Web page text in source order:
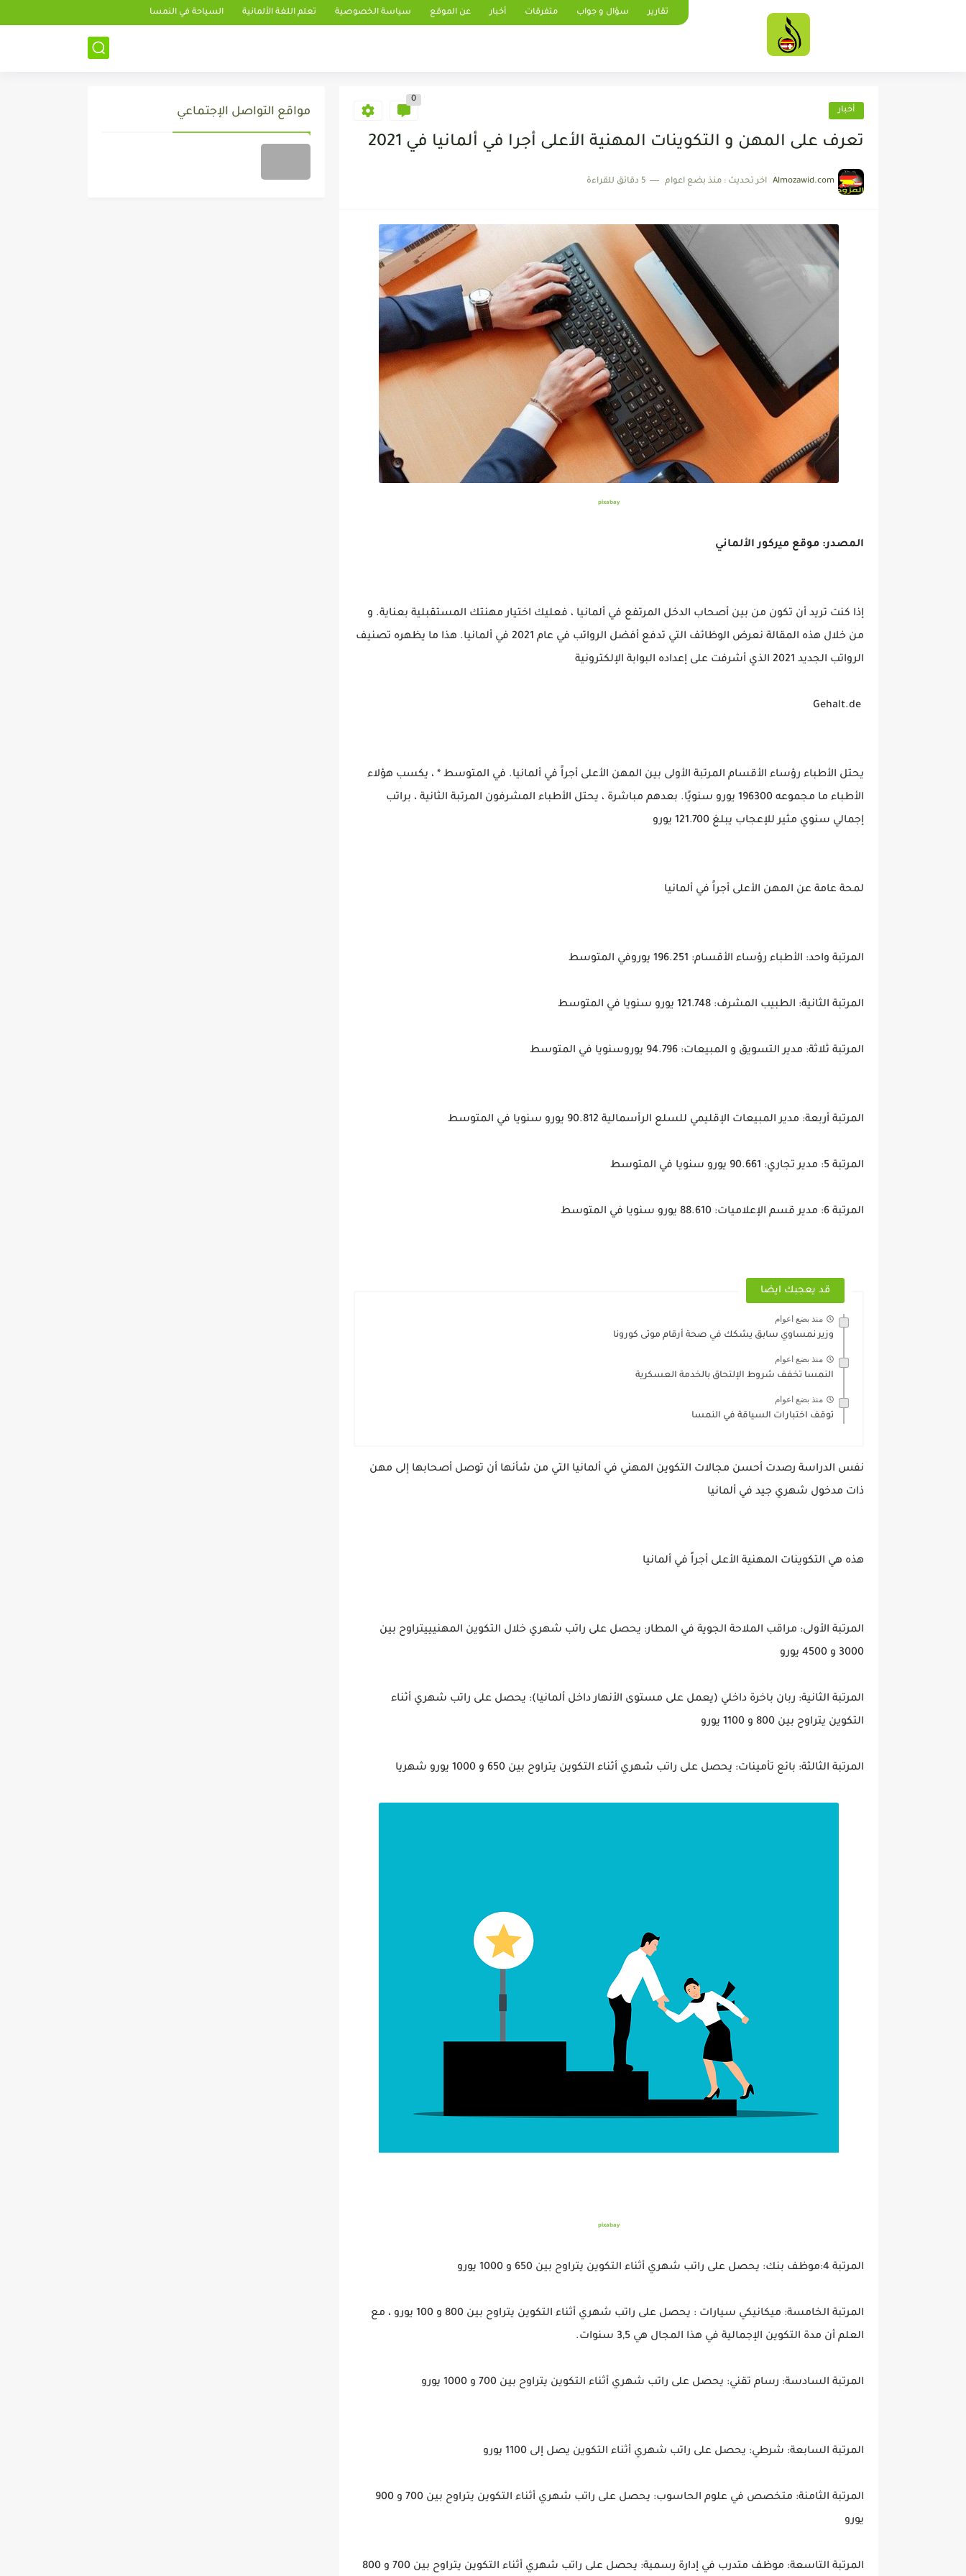
تقارير سؤال و جواب متفرقات أخبار عن الموقع سياسة الخصوصية تعلم اللغة الألمانية السياحة في النمسا
أخبار
0
تعرف على المهن و التكوينات المهنية الأعلى أجرا في ألمانيا في 2021
Almozawid.com اخر تحديث : منذ بضع اعوام 5 دقائق للقراءة
pixabay
المصدر: موقع ميركور الألماني
إذا كنت تريد أن تكون من بين أصحاب الدخل المرتفع في ألمانيا ، فعليك اختيار مهنتك المستقبلية بعناية. و
من خلال هذه المقالة نعرض الوظائف التي تدفع أفضل الرواتب في عام 2021 في ألمانيا. هذا ما يظهره تصنيف
الرواتب الجديد 2021 الذي أشرفت على إعداده البوابة الإلكترونية
يحتل الأطباء رؤساء الأقسام المرتبة الأولى بين المهن الأعلى أجراً في ألمانيا. في المتوسط * ، يكسب هؤلاء
الأطباء ما مجموعه 196300 يورو سنويًا. بعدهم مباشرة ، يحتل الأطباء المشرفون المرتبة الثانية ، براتب
إجمالي سنوي مثير للإعجاب يبلغ 121.700 يورو
لمحة عامة عن المهن الأعلى أجراً في ألمانيا
المرتبة واحد: الأطباء رؤساء الأقسام: 196.251 يوروفي المتوسط
المرتبة الثانية: الطبيب المشرف: 121.748 يورو سنويا في المتوسط
المرتبة ثلاثة: مدير التسويق و المبيعات: 94.796 يوروسنويا في المتوسط
المرتبة أربعة: مدير المبيعات الإقليمي للسلع الرأسمالية 90.812 يورو سنويا في المتوسط
المرتبة 5: مدير تجاري: 90.661 يورو سنويا في المتوسط
المرتبة 6: مدير قسم الإعلاميات: 88.610 يورو سنويا في المتوسط
قد يعجبك ايضا
منذ بضع اعوام
وزير نمساوي سابق يشكك في صحة أرقام موتى كورونا
منذ بضع اعوام
النمسا تخفف شروط الإلتحاق بالخدمة العسكرية
منذ بضع اعوام
توقف اختبارات السياقة في النمسا
نفس الدراسة رصدت أحسن مجالات التكوين المهني في ألمانيا التي من شأنها أن توصل أصحابها إلى مهن
ذات مدخول شهري جيد في ألمانيا
هذه هي التكوينات المهنية الأعلى أجراً في ألمانيا
المرتبة الأولى: مراقب الملاحة الجوية في المطار: يحصل على راتب شهري خلال التكوين المهنيييتراوح بين
3000 و 4500 يورو
المرتبة الثانية: ربان باخرة داخلي (يعمل على مستوى الأنهار داخل ألمانيا): يحصل على راتب شهري أثناء
التكوين يتراوح بين 800 و 1100 يورو
المرتبة الثالثة: بائع تأمينات: يحصل على راتب شهري أثناء التكوين يتراوح بين 650 و 1000 يورو شهريا
pixabay
المرتبة 4:موظف بنك: يحصل على راتب شهري أثناء التكوين يتراوح بين 650 و 1000 يورو
المرتبة الخامسة: ميكانيكي سيارات : يحصل على راتب شهري أثناء التكوين يتراوح بين 800 و 100 يورو ، مع
العلم أن مدة التكوين الإجمالية في هذا المجال هي 3,5 سنوات.
المرتبة السادسة: رسام تقني: يحصل على راتب شهري أثناء التكوين يتراوح بين 700 و 1000 يورو
المرتبة السابعة: شرطي: يحصل على راتب شهري أثناء التكوين يصل إلى 1100 يورو
المرتبة الثامنة: متخصص في علوم الحاسوب: يحصل على راتب شهري أثناء التكوين يتراوح بين 700 و 900
يورو
المرتبة التاسعة: موظف متدرب في إدارة رسمية: يحصل على راتب شهري أثناء التكوين يتراوح بين 700 و 800
مواقع التواصل الإجتماعي